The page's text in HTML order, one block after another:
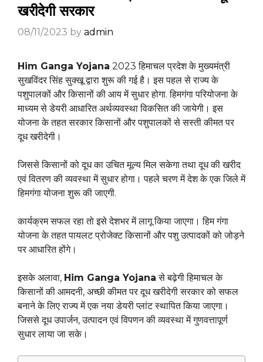
खरीदेगी सरकार
08/11/2023 by admin
Him Ganga Yojana 2023 हिमाचल प्रदेश के मुख्यमंत्री
सुखविंदर सिंह सुक्खू द्वारा शुरू की गई है। इस पहल से राज्य के
पशुपालकों और किसानों की आय में सुधार होगा. हिमगंगा परियोजना के
माध्यम से डेयरी आधारित अर्थव्यवस्था विकसित की जायेगी। इस
योजना के तहत सरकार किसानों और पशुपालकों से सस्ती कीमत पर
दूध खरीदेगी।
जिससे किसानों को दूध का उचित मूल्य मिल सकेगा तथा दूध की खरीद
एवं वितरण की व्यवस्था में सुधार होगा। पहले चरण में देश के एक जिले में
हिमगंगा योजना शुरू की जाएगी.
कार्यक्रम सफल रहा तो इसे देशभर में लागू किया जाएगा। हिम गंगा
योजना के तहत पायलट प्रोजेक्ट किसानों और पशु उत्पादकों को जोड़ने
पर आधारित होंगे।
इसके अलावा, Him Ganga Yojana से बढ़ेगी हिमाचल के
किसानों की आमदनी, अच्छी कीमत पर दूध खरीदेगी सरकार को सफल
बनाने के लिए राज्य में एक नया डेयरी प्लांट स्थापित किया जाएगा।
जिससे दूध उपार्जन, उत्पादन एवं विपणन की व्यवस्था में गुणवत्तापूर्ण
सुधार लाया जा सके।